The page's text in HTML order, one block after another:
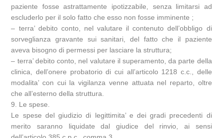
paziente fosse astrattamente ipotizzabile, senza limitarsi ad
escluderlo per il solo fatto che esso non fosse imminente ;
– terra’ debito conto, nel valutare il contenuto dell’obbligo di
sorveglianza gravante sui sanitari, del fatto che il paziente
aveva bisogno di permessi per lasciare la struttura;
– terra’ debito conto, nel valutare il superamento, da parte della
clinica, dell’onere probatorio di cui all’articolo 1218 c.c., delle
modalita’ con cui la vigilanza venne attuata nel reparto, oltre
che all’esterno della struttura.
9. Le spese.
Le spese del giudizio di legittimita’ e dei gradi precedenti di
merito saranno liquidate dal giudice del rinvio, ai sensi